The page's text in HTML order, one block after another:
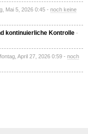
Mai 5, 2026 0:45 - noch keine
kontinuierliche Kontrolle -
April 27, 2026 0:59 - noch